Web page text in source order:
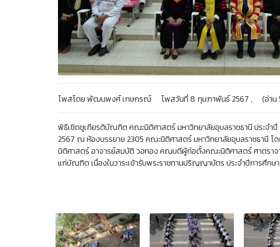
โพสโดย พัฒนพงศ์ เกษกรณ์ โพสวันที่ 8 กุมภาพันธ์ 2567 , (อ่าน
พิธีเชิดชูเกียรติบัณฑิต คณะนิติศาสตร์ มหาวิทยาลัยอุบลราชธานี ประจำ
2567 ณ ห้องบรรยาย 2305 คณะนิติศาสตร์ มหาวิทยาลัยอุบลราชธา
นิติศาสตร์ อาจารย์สมบัติ วอทอง คณบดีผู้ก่อตั้งคณะนิติศาสตร์ ศาตราจ
แก่บัณฑิต เนื่องในวาระเข้ารับพระราชทานปริญญาบัตร ประจำปีการศึกษ